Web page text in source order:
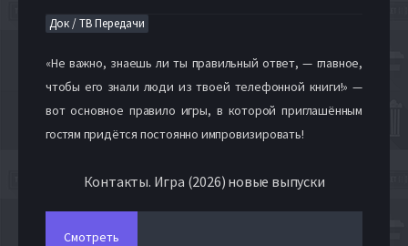
Док / ТВ Передачи
«Не важно, знаешь ли ты правильный ответ, — главное,
чтобы его знали люди из твоей телефонной книги!» —
вот основное правило игры, в которой приглашённым
гостям придётся постоянно импровизировать!
Контакты. Игра (2026) новые выпуски
Смотреть